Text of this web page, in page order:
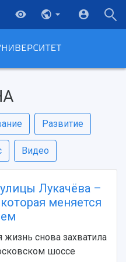
Развитие
Видео
Лукачёва –
меняется
жизнь снова захватила
шоссе